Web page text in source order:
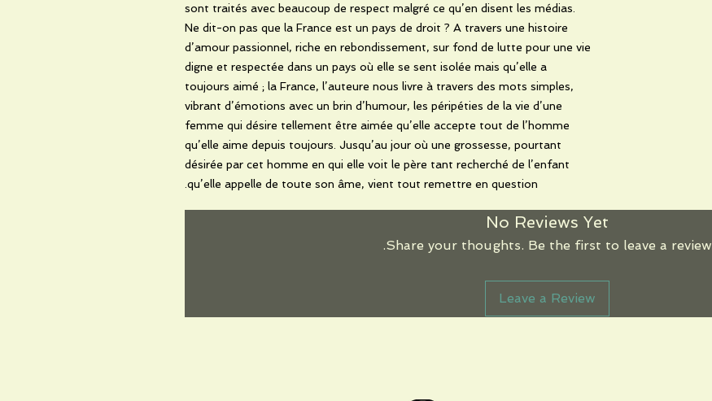
sont traités avec beaucoup de respect malgré ce qu’en disent les médias.
Ne dit-on pas que la France est un pays de droit ? A travers une histoire
d’amour passionnel, riche en rebondissement, sur fond de lutte pour une vie
digne et respectée dans un pays où elle se sent isolée mais qu’elle a
toujours aimé ; la France, l’auteure nous livre à travers des mots simples,
vibrant d’émotions avec un brin d’humour, les péripéties de la vie d’une
femme qui désire tellement être aimée qu’elle accepte tout de l’homme
qu’elle aime depuis toujours. Jusqu’au jour où une grossesse, pourtant
désirée par cet homme en qui elle voit le père tant recherché de l’enfant
qu’elle appelle de toute son âme, vient tout remettre en question.
No Reviews Yet
Share your thoughts. Be the first to leave a review.
Leave a Review